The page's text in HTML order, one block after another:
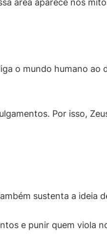
área aparece nos
o mundo humano ao
Por isso,
sustenta a ideia
e punir quem viola